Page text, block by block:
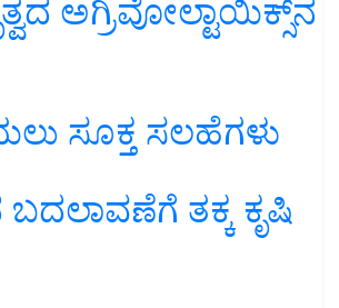
ಅಗ್ರಿವೋಲ್ಟಾಯಿಕ್ಸ್‌ನ
ಸೂಕ್ತ ಸಲಹೆಗಳು
ತಕ್ಕ ಕೃಷಿ